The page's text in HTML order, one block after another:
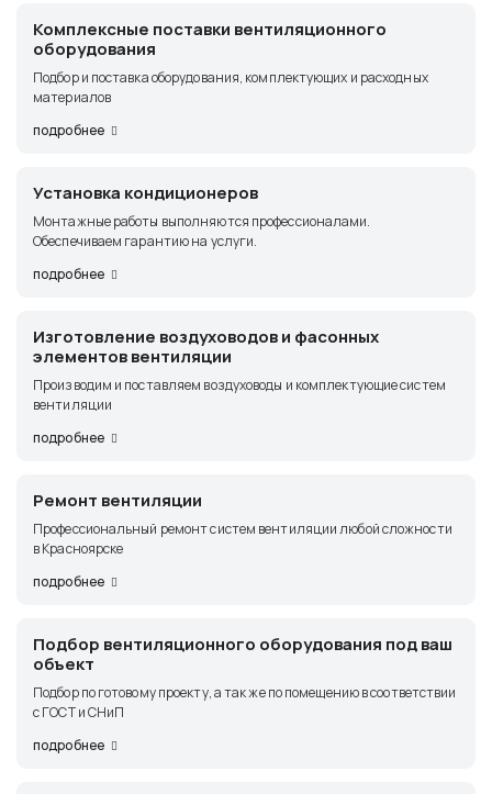
Комплексные поставки вентиляционного
оборудования
Подбор и поставка оборудования, комплектующих и расходных
материалов
подробнее
Установка кондиционеров
Монтажные работы выполняются профессионалами.
Обеспечиваем гарантию на услуги.
подробнее
Изготовление воздуховодов и фасонных
элементов вентиляции
Производим и поставляем воздуховоды и комплектующие систем
вентиляции
подробнее
Ремонт вентиляции
Профессиональный ремонт систем вентиляции любой сложности
в Красноярске
подробнее
Подбор вентиляционного оборудования под ваш
объект
Подбор по готовому проекту, а так же по помещению в соответствии
с ГОСТ и СНиП
подробнее